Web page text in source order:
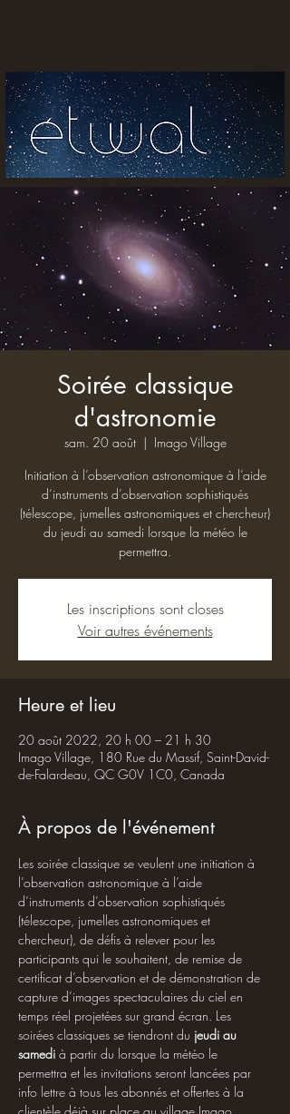
Soirée classique
d'astronomie
sam. 20 août
  |
Imago Village
Initiation à l’observation astronomique à l’aide
d’instruments d’observation sophistiqués
(télescope, jumelles astronomiques et chercheur)
du jeudi au samedi lorsque la météo le
permettra.
Les inscriptions sont closes
Voir autres événements
Heure et lieu
20 août 2022, 20 h 00 – 21 h 30
Imago Village, 180 Rue du Massif, Saint-David-
de-Falardeau, QC G0V 1C0, Canada
À propos de l'événement
Les soirée classique se veulent une initiation à
l’observation astronomique à l’aide
d’instruments d’observation sophistiqués
(télescope, jumelles astronomiques et
chercheur), de défis à relever pour les
participants qui le souhaitent, de remise de
certificat d’observation et de démonstration de
capture d’images spectaculaires du ciel en
temps réel projetées sur grand écran. Les
soirées classiques se tiendront du jeudi au
samedi à partir du lorsque la météo le
permettra et les invitations seront lancées par
info lettre à tous les abonnés et offertes à la